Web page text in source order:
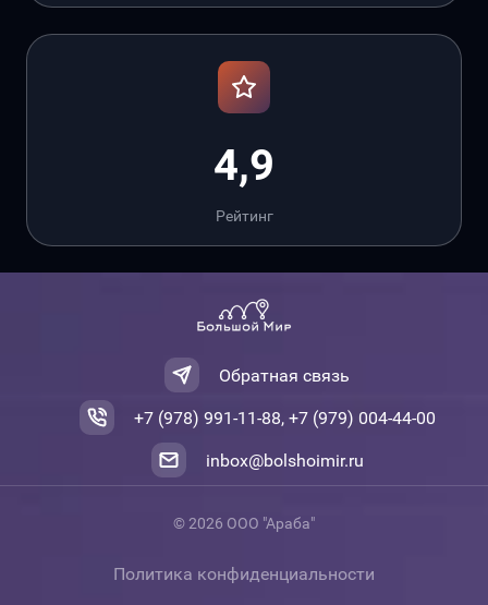
4,9
Рейтинг
Обратная связь
+7 (978) 991-11-88, +7 (979) 004-44-00
inbox@bolshoimir.ru
© 2026 ООО "Араба"
Политика конфиденциальности